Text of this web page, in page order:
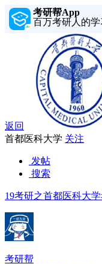
考研帮App
百万考研人的
返回
首都医科大学 关注
发帖
搜索
19考研之首都医科大
考研帮